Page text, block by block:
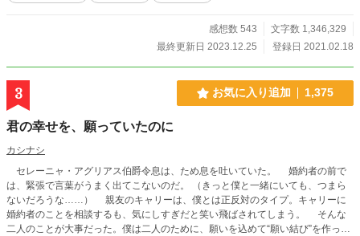
感想数 543
文字数 1,346,329
最終更新日 2023.12.25
登録日 2021.02.18
3 お気に入り追加 1,375
君の幸せを、願っていたのに
カシナシ
セレーニャ・アグリアス伯爵令息は、ため息を吐いていた。 婚約者の前で
は、緊張で言葉がうまく出てこないのだ。 （きっと僕と一緒にいても、つまら
ないだろうな……） 親友のキャリーは、僕とは正反対のタイプ。キャリーに
婚約者のことを相談するも、気にしすぎだと笑い飛ばされてしまう。 そんな
二人のことが大事だった。僕は二人のために、願いを込めて“願い結び”を作って